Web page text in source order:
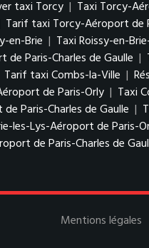
taxi Torcy | Taxi Torcy-
Tarif taxi Torcy-Aéroport de
en-Brie | Taxi Roissy-en-
de Paris-Charles de Gaulle |
Tarif taxi Combs-la-Ville |
de Paris-Orly | Taxi
Paris-Charles de Gaulle |
les-Lys-Aéroport de Paris-
de Paris-Charles de
Mentions légales